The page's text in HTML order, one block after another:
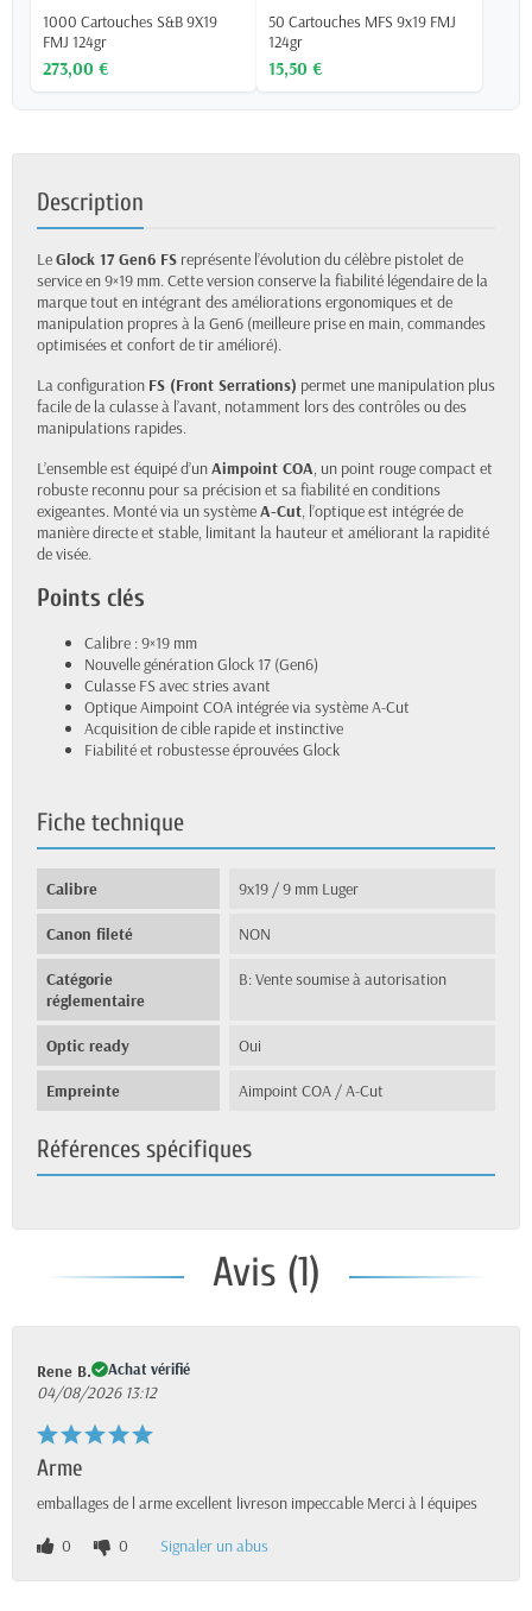
1000 Cartouches S&B 9X19
FMJ 124gr
273,00 €
50 Cartouches MFS 9x19 FMJ
124gr
15,50 €
Description
LeGlock 17 Gen6 FS représente l’évolution du célèbre pistolet de
service en 9×19 mm. Cette version conserve la fiabilité légendaire de la
marque tout en intégrant des améliorations ergonomiques et de
manipulation propres à la Gen6 (meilleure prise en main, commandes
optimisées et confort de tir amélioré).
La configuration FS (Front Serrations) permet une manipulation plus
facile de la culasse à l’avant, notamment lors des contrôles ou des
manipulations rapides.
L’ensemble est équipé d’unAimpoint COA, un point rouge compact et
robuste reconnu pour sa précision et sa fiabilité en conditions
exigeantes. Monté via un systèmeA-Cut, l’optique est intégrée de
manière directe et stable, limitant la hauteur et améliorant la rapidité
de visée.
Points clés
Calibre : 9×19 mm
Nouvelle génération Glock 17 (Gen6)
Culasse FS avec stries avant
Optique Aimpoint COA intégrée via système A-Cut
Acquisition de cible rapide et instinctive
Fiabilité et robustesse éprouvées Glock
Fiche technique
Calibre 9x19 / 9 mm Luger
Canon fileté NON
Catégorie
réglementaire
B: Vente soumise à autorisation
Optic ready Oui
Empreinte Aimpoint COA / A-Cut
Références spécifiques
Avis (1)
Rene B. Achat vérifié
04/08/2026 13:12
Arme
emballages de l arme excellent livreson impeccable Merci à l équipes
0
0 Signaler un abus